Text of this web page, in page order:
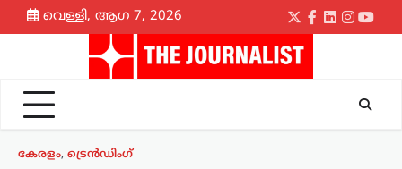
Skip
to
വെള്ളി, ആഗ 7, 2026
Twitter
Facebook
LinkedIn
കേരളം, ട്രെൻഡിംഗ്